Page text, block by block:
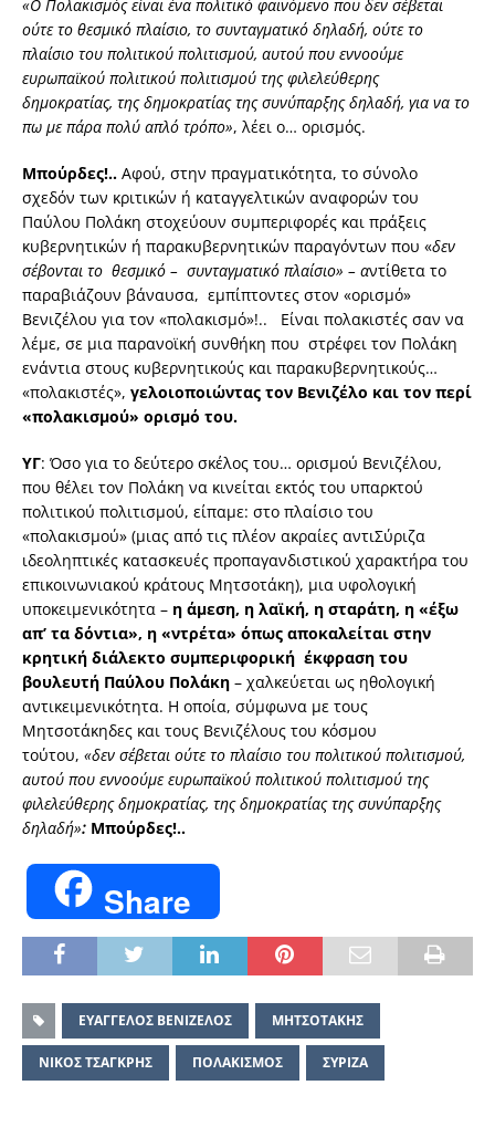
«Ο Πολακισμός είναι ένα πολιτικό φαινόμενο που δεν σέβεται
ούτε το θεσμικό πλαίσιο, το συνταγματικό δηλαδή, ούτε το
πλαίσιο του πολιτικού πολιτισμού, αυτού που εννοούμε
ευρωπαϊκού πολιτικού πολιτισμού της φιλελεύθερης
δημοκρατίας, της δημοκρατίας της συνύπαρξης δηλαδή, για να το
πω με πάρα πολύ απλό τρόπο», λέει ο… ορισμός.
Μπούρδες!.. Αφού, στην πραγματικότητα, το σύνολο
σχεδόν των κριτικών ή καταγγελτικών αναφορών του
Παύλου Πολάκη στοχεύουν συμπεριφορές και πράξεις
κυβερνητικών ή παρακυβερνητικών παραγόντων που «δεν
σέβονται το θεσμικό – συνταγματικό πλαίσιο» – αντίθετα το
παραβιάζουν βάναυσα, εμπίπτοντες στον «ορισμό»
Βενιζέλου για τον «πολακισμό»!.. Είναι πολακιστές σαν να
λέμε, σε μια παρανοϊκή συνθήκη που στρέφει τον Πολάκη
ενάντια στους κυβερνητικούς και παρακυβερνητικούς…
«πολακιστές», γελοιοποιώντας τον Βενιζέλο και τον περί
«πολακισμού» ορισμό του.
ΥΓ: Όσο για το δεύτερο σκέλος του… ορισμού Βενιζέλου,
που θέλει τον Πολάκη να κινείται εκτός του υπαρκτού
πολιτικού πολιτισμού, είπαμε: στο πλαίσιο του
«πολακισμού» (μιας από τις πλέον ακραίες αντιΣύριζα
ιδεοληπτικές κατασκευές προπαγανδιστικού χαρακτήρα του
επικοινωνιακού κράτους Μητσοτάκη), μια υφολογική
υποκειμενικότητα – η άμεση, η λαϊκή, η σταράτη, η «έξω
απ’ τα δόντια», η «ντρέτα» όπως αποκαλείται στην
κρητική διάλεκτο συμπεριφορική έκφραση του
βουλευτή Παύλου Πολάκη – χαλκεύεται ως ηθολογική
αντικειμενικότητα. Η οποία, σύμφωνα με τους
Μητσοτάκηδες και τους Βενιζέλους του κόσμου
τούτου, «δεν σέβεται ούτε το πλαίσιο του πολιτικού πολιτισμού,
αυτού που εννοούμε ευρωπαϊκού πολιτικού πολιτισμού της
φιλελεύθερης δημοκρατίας, της δημοκρατίας της συνύπαρξης
δηλαδή»: Μπούρδες!..
Share
ΕΥΑΓΓΕΛΟΣ ΒΕΝΙΖΕΛΟΣ ΜΗΤΣΟΤΑΚΗΣ
ΝΙΚΟΣ ΤΣΑΓΚΡΗΣ ΠΟΛΑΚΙΣΜΟΣ ΣΥΡΙΖΑ